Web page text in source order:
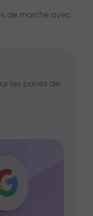
de marché avec
les paires de